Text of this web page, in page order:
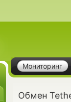
Мониторинг
Обмен